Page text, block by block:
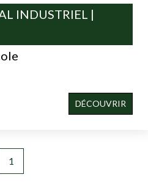
INDUSTRIEL |
DÉCOUVRIR
1